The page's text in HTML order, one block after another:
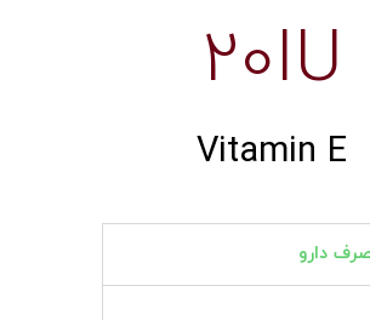
20IU
Vitamin E
دارو